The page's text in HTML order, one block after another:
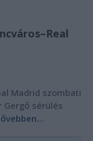
Madrid szombati
sérülés